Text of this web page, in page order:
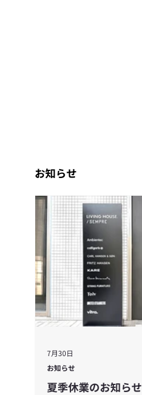
お知らせ
夏季休業のお知らせ
お知らせ
7月30日